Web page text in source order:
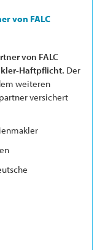
von FALC
von FALC
Haftpflicht. Der
weiteren
versichert